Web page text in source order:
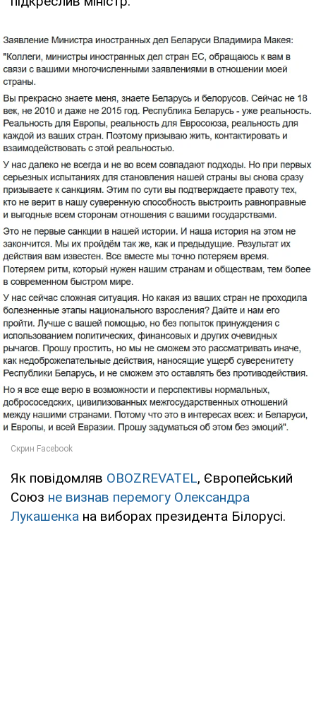
Як повідомляв OBOZREVATEL, Європейський
Союз не визнав перемогу Олександра
Лукашенка на виборах президента Білорусі.